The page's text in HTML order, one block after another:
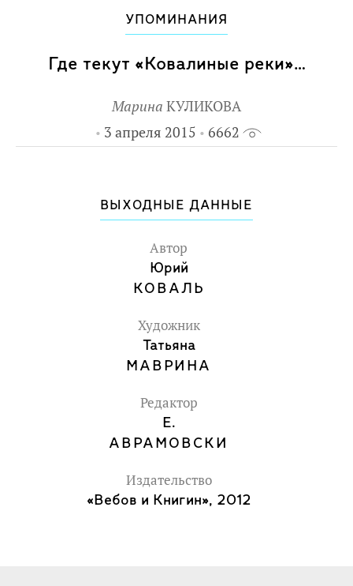
Репринтное издание.
УПОМИНАНИЯ
Где текут «Ковалиные реки»…
Марина КУЛИКОВА
3 апреля 2015
6662
ВЫХОДНЫЕ ДАННЫЕ
Автор
Юрий
КОВАЛЬ
Художник
Татьяна
МАВРИНА
Редактор
Е.
АВРАМОВСКИ
Издательство
«Вебов и Книгин», 2012